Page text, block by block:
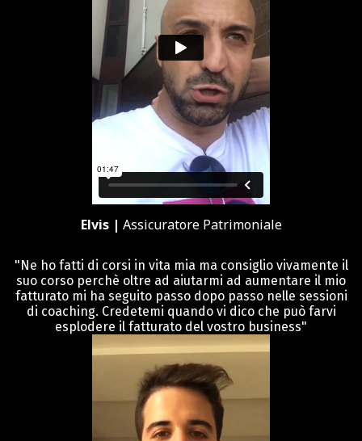
Elvis | Assicuratore Patrimoniale
"Ne ho fatti di corsi in vita mia ma consiglio vivamente il
suo corso perchè oltre ad aiutarmi ad aumentare il mio
fatturato mi ha seguito passo dopo passo nelle sessioni
di coaching. Credetemi quando vi dico che può farvi
esplodere il fatturato del vostro business"